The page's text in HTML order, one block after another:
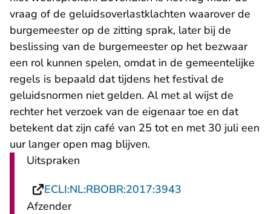
vraag of de geluidsoverlastklachten waarover de
burgemeester op de zitting sprak, later bij de
beslissing van de burgemeester op het bezwaar
een rol kunnen spelen, omdat in de gemeentelijke
regels is bepaald dat tijdens het festival de
geluidsnormen niet gelden. Al met al wijst de
rechter het verzoek van de eigenaar toe en dat
betekent dat zijn café van 25 tot en met 30 juli een
uur langer open mag blijven.
Uitspraken
ECLI:NL:RBOBR:2017:3943
Afzender